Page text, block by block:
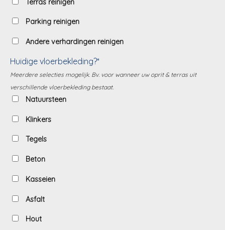
Terras reinigen
Parking reinigen
Andere verhardingen reinigen
Huidige vloerbekleding?*
Meerdere selecties mogelijk. Bv. voor wanneer uw oprit & terras uit
verschillende vloerbekleding bestaat.
Natuursteen
Klinkers
Tegels
Beton
Kasseien
Asfalt
Hout